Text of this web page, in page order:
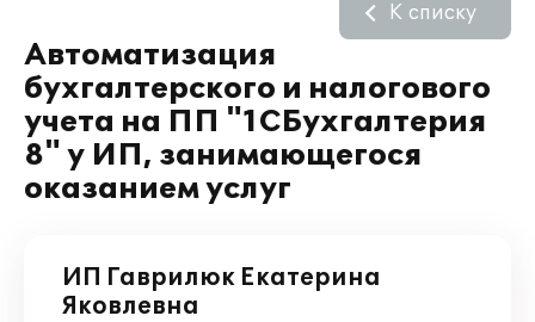
Автоматизация
бухгалтерского и налогового
учета на ПП "1СБухгалтерия
8" у ИП, занимающегося
оказанием услуг
К списку
ИП Гаврилюк Екатерина
Яковлевна